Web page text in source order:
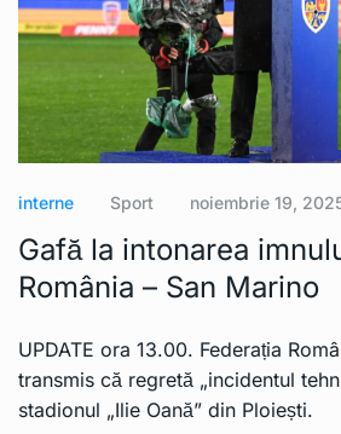
interne Sport noiembrie 19,
Gafă la intonarea
România – San Marino
UPDATE ora 13.00. Federația
transmis că regretă „incidentul
stadionul „Ilie Oană” din Ploiești.